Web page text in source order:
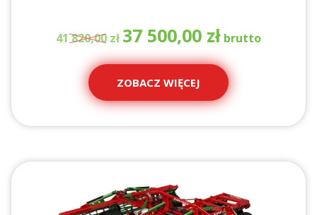
41 820,00 zł
Pierwotna
cena
wynosiła:
820,00 zł.
37 500,00 zł
cena
ZOBACZ WIĘCEJ